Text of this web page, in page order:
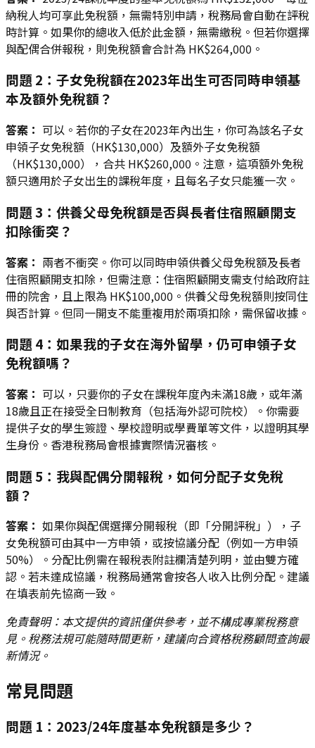
納稅人均可享此免稅額，無需特別申請，稅務局會自動在評稅
時計算。如果你的總收入低於此金額，無需繳稅。但若你選擇
與配偶合併報稅，則免稅額會合計為 HK$264,000。
問題 2：子女免稅額在2023年出生可否同時申領基
本及額外免稅額？
答案： 可以。若你的子女在2023年內出生，你可為該名子女
申領子女免稅額（HK$130,000）及額外子女免稅額
（HK$130,000），合共 HK$260,000。注意，這項額外免稅
額只適用於子女出生的課稅年度，且每名子女只能獲一次。
問題 3：供養父母免稅額是否與長者住宿照顧開支
扣除衝突？
答案： 兩者不衝突。你可以同時申領供養父母免稅額及長者
住宿照顧開支扣除，但需注意：住宿照顧開支需支付給政府註
冊的院舍，且上限為 HK$100,000。供養父母免稅額則按同住
與否計算。但同一開支不能重複用於兩項扣除，需保留收據。
問題 4：如果我的子女在海外留學，仍可申領子女
免稅額嗎？
答案： 可以，只要你的子女在課稅年度內未滿18歲，或年滿
18歲且正在接受全日制教育（包括海外認可院校）。你需要
提供子女的學生簽證、學校證明或學費單等文件，以證明其學
生身份。香港稅務局會根據實際情況審核。
問題 5：我與配偶分開報稅，如何分配子女免稅
額？
答案： 如果你與配偶選擇分開報稅（即「分開評稅」），子
女免稅額可由其中一方申領，或按協議分配（例如一方申領
50%）。分配比例需在報稅表附註欄清楚列明，並由雙方確
認。若未達成協議，稅務局通常會按各人收入比例分配。建議
在填表前先協商一致。
免責聲明：本文提供的資訊僅供參考，並不構成專業稅務意
見。稅務法規可能隨時間更新，建議向合資格稅務顧問查詢最
新情況。
常見問題
問題 1：2023/24年度基本免稅額是多少？